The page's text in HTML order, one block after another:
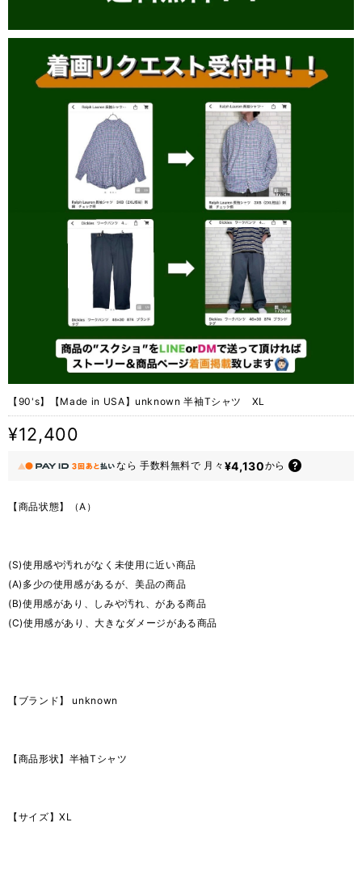
【90's】【Made in USA】unknown 半袖Tシャツ XL
¥12,400
なら 手数料無料で 月々 ¥4,130から
【商品状態】（A）
(S)使用感や汚れがなく未使用に近い商品
(A)多少の使用感があるが、美品の商品
(B)使用感があり、しみや汚れ、がある商品
(C)使用感があり、大きなダメージがある商品
【ブランド】 unknown
【商品形状】半袖Tシャツ
【サイズ】XL